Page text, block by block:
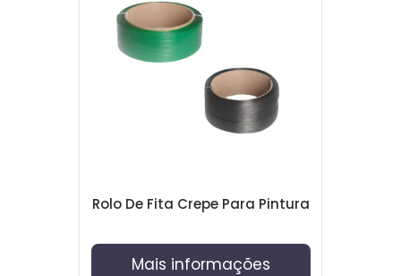
Rolo De Fita Crepe Para Pintura
Mais informações